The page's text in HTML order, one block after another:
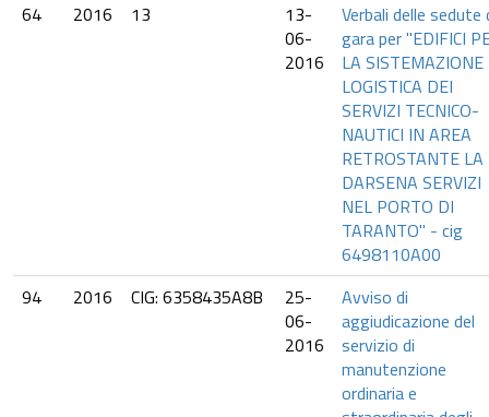
64
2016 13
13-
06-
2016
Verbali delle sedute
gara per "EDIFICI
LA SISTEMAZIONE
LOGISTICA DEI
SERVIZI TECNICO-
NAUTICI IN AREA
RETROSTANTE LA
DARSENA SERVIZI
NEL PORTO DI
TARANTO" - cig
6498110A00
94
2016 CIG: 6358435A8B
25-
06-
2016
Avviso di
aggiudicazione del
servizio di
manutenzione
ordinaria e